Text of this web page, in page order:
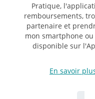
Pratique,
remboursements,
partenaire et
mon smartphone
disponible sur
En savoir